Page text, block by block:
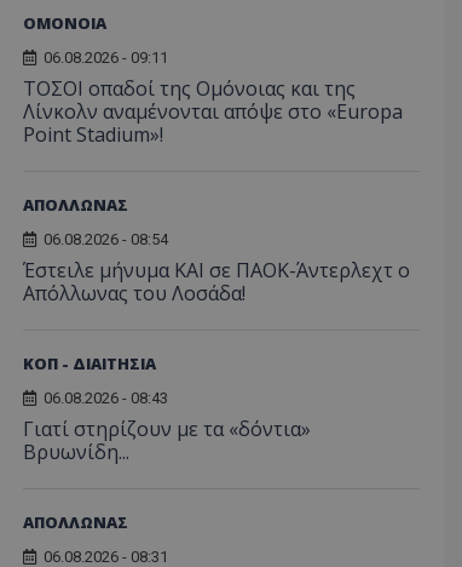
ΟΜΟΝΟΙΑ
06.08.2026 - 09:11
ΤΟΣΟΙ οπαδοί της Ομόνοιας και της
Λίνκολν αναμένονται απόψε στο «Europa
Point Stadium»!
ΑΠΟΛΛΩΝΑΣ
06.08.2026 - 08:54
Έστειλε μήνυμα ΚΑΙ σε ΠΑΟΚ-Άντερλεχτ ο
Απόλλωνας του Λοσάδα!
ΚΟΠ - ΔΙΑΙΤΗΣΙΑ
06.08.2026 - 08:43
Γιατί στηρίζουν με τα «δόντια»
Βρυωνίδη...
ΑΠΟΛΛΩΝΑΣ
06.08.2026 - 08:31